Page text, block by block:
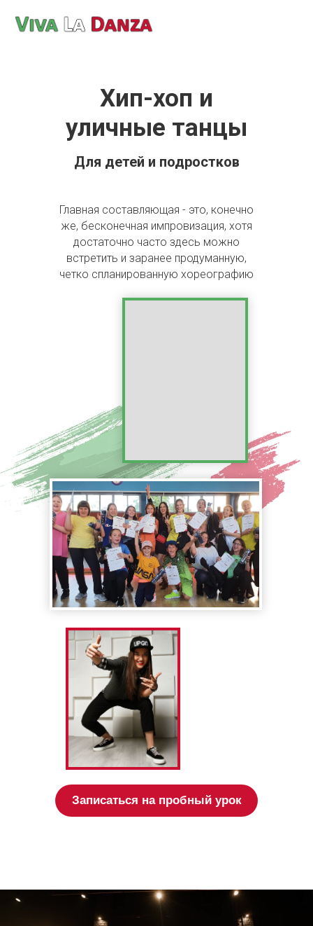
Хип-хоп и
уличные танцы
Главная составляющая - это, конечно
же, бесконечная импровизация, хотя
достаточно часто здесь можно
встретить и заранее продуманную,
четко спланированную хореографию
Записаться на пробный урок
Для детей и подростков